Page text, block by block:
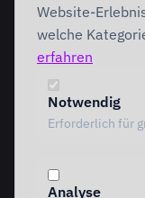
INTERVENTION
AI Intervention
AI Governance
Website-
welche
erfahren
Notwendig
Erforderlich für
Analyse